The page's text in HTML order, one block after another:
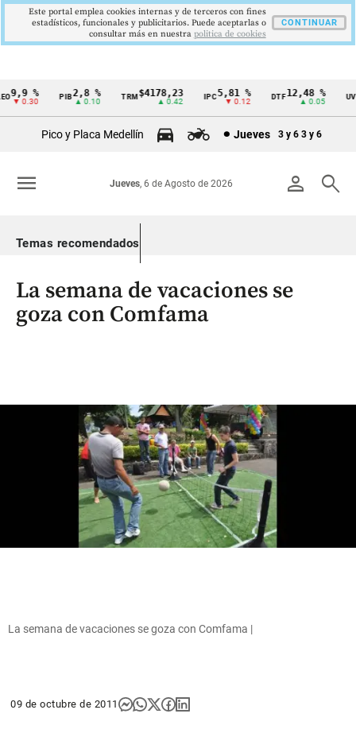
Cintillo
Colombia
9,9 %
▼ 0.30
PIB2,8 %
▲ 0.10
TRM$4178,23
▲ 0.42
5,81 %
▼ 0.12
DTF12,48 %
▲ 0.05
UVR
Pico y Placa Medellín Jueves 3 y 6 3 y 6
person search
Jueves, 6 de Agosto de 2026
menu
Temas recomendados
La semana de vacaciones se
goza con Comfama
La semana de vacaciones se goza con Comfama |
09 de octubre de 2011
Este portal emplea cookies internas y de terceros con fines
estadísticos, funcionales y publicitarios. Puede aceptarlas o
consultar más en nuestra politica de cookies
CONTINUAR